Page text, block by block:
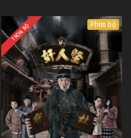
TRỌN BỘ Phim bộ